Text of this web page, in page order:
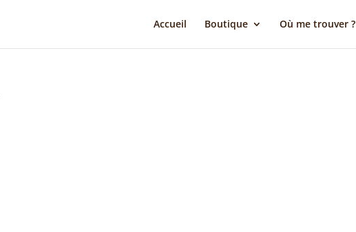
Accueil Boutique Où me trouver ?